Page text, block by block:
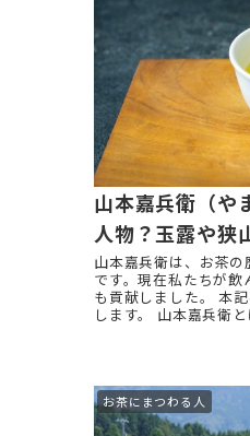
山本嘉兵衛（や
人物？玉露や狭
山本嘉兵衛は、お茶
です。現在私たちが
も貢献しました。 本
します。 山本嘉兵衛
お茶にまつわる人